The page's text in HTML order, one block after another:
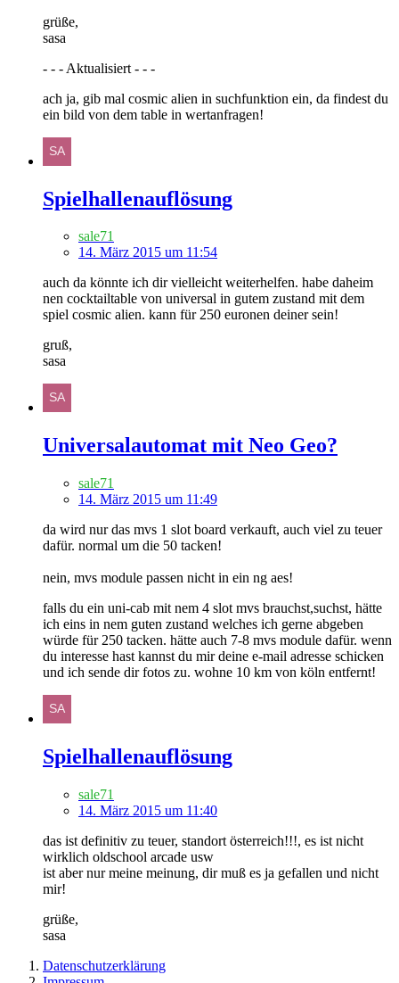
grüße,
sasa
- - - Aktualisiert - - -
ach ja, gib mal cosmic alien in suchfunktion ein, da findest du
ein bild von dem table in wertanfragen!
Spielhallenauflösung
sale71
14. März 2015 um 11:54
auch da könnte ich dir vielleicht weiterhelfen. habe daheim
nen cocktailtable von universal in gutem zustand mit dem
spiel cosmic alien. kann für 250 euronen deiner sein!
gruß,
sasa
Universalautomat mit Neo Geo?
sale71
14. März 2015 um 11:49
da wird nur das mvs 1 slot board verkauft, auch viel zu teuer
dafür. normal um die 50 tacken!
nein, mvs module passen nicht in ein ng aes!
falls du ein uni-cab mit nem 4 slot mvs brauchst,suchst, hätte
ich eins in nem guten zustand welches ich gerne abgeben
würde für 250 tacken. hätte auch 7-8 mvs module dafür. wenn
du interesse hast kannst du mir deine e-mail adresse schicken
und ich sende dir fotos zu. wohne 10 km von köln entfernt!
Spielhallenauflösung
sale71
14. März 2015 um 11:40
das ist definitiv zu teuer, standort österreich!!!, es ist nicht
wirklich oldschool arcade usw
ist aber nur meine meinung, dir muß es ja gefallen und nicht
mir!
grüße,
sasa
Datenschutzerklärung